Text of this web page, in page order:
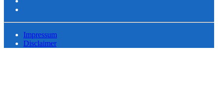
Impressum
Disclaimer